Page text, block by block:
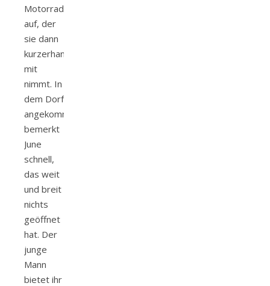
Motorrad
auf, der
sie dann
kurzerhand
mit
nimmt. In
dem Dorf
angekommen,
bemerkt
June
schnell,
das weit
und breit
nichts
geöffnet
hat. Der
junge
Mann
bietet ihr